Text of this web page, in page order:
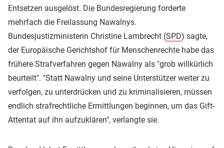
Entsetzen ausgelöst. Die Bundesregierung forderte
mehrfach die Freilassung Nawalnys.
Bundesjustizministerin Christine Lambrecht (SPD) sagte,
der Europäische Gerichtshof für Menschenrechte habe das
frühere Strafverfahren gegen Nawalny als "grob willkürlich
beurteilt". "Statt Nawalny und seine Unterstützer weiter zu
verfolgen, zu unterdrücken und zu kriminalisieren, müssen
endlich strafrechtliche Ermittlungen beginnen, um das Gift-
Attentat auf ihn aufzuklären", verlangte sie.